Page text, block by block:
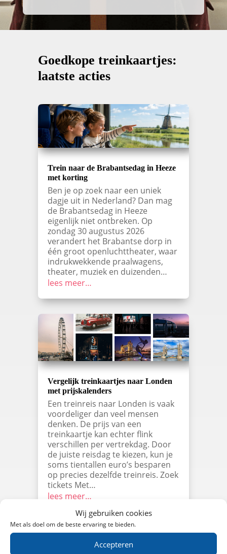
Wij gebruiken cookies
Met als doel om de beste ervaring te bieden.
Accepteren
Goedkope treinkaartjes:
laatste acties
Trein naar de Brabantsedag in Heeze
met korting
Ben je op zoek naar een uniek
dagje uit in Nederland? Dan mag
de Brabantsedag in Heeze
eigenlijk niet ontbreken. Op
zondag 30 augustus 2026
verandert het Brabantse dorp in
één groot openluchttheater, waar
indrukwekkende praalwagens,
theater, muziek en duizenden…
lees meer…
Vergelijk treinkaartjes naar Londen
met prijskalenders
Een treinreis naar Londen is vaak
voordeliger dan veel mensen
denken. De prijs van een
treinkaartje kan echter flink
verschillen per vertrekdag. Door
de juiste reisdag te kiezen, kun je
soms tientallen euro’s besparen
op precies dezelfde treinreis. Zoek
tickets Met…
lees meer…